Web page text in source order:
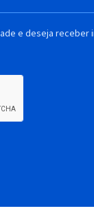
e deseja receber